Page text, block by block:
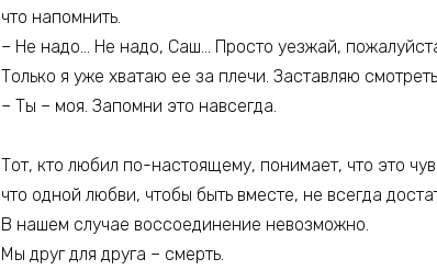
что напомнить.
– Не надо… Не надо, Саш… Просто уезжай,
Только я уже хватаю ее за плечи. Заставляю
– Ты – моя. Запомни это навсегда.
Тот, кто любил по-настоящему, понимает, что это
что одной любви, чтобы быть вместе, не всегда
В нашем случае воссоединение невозможно.
Мы друг для друга – смерть.